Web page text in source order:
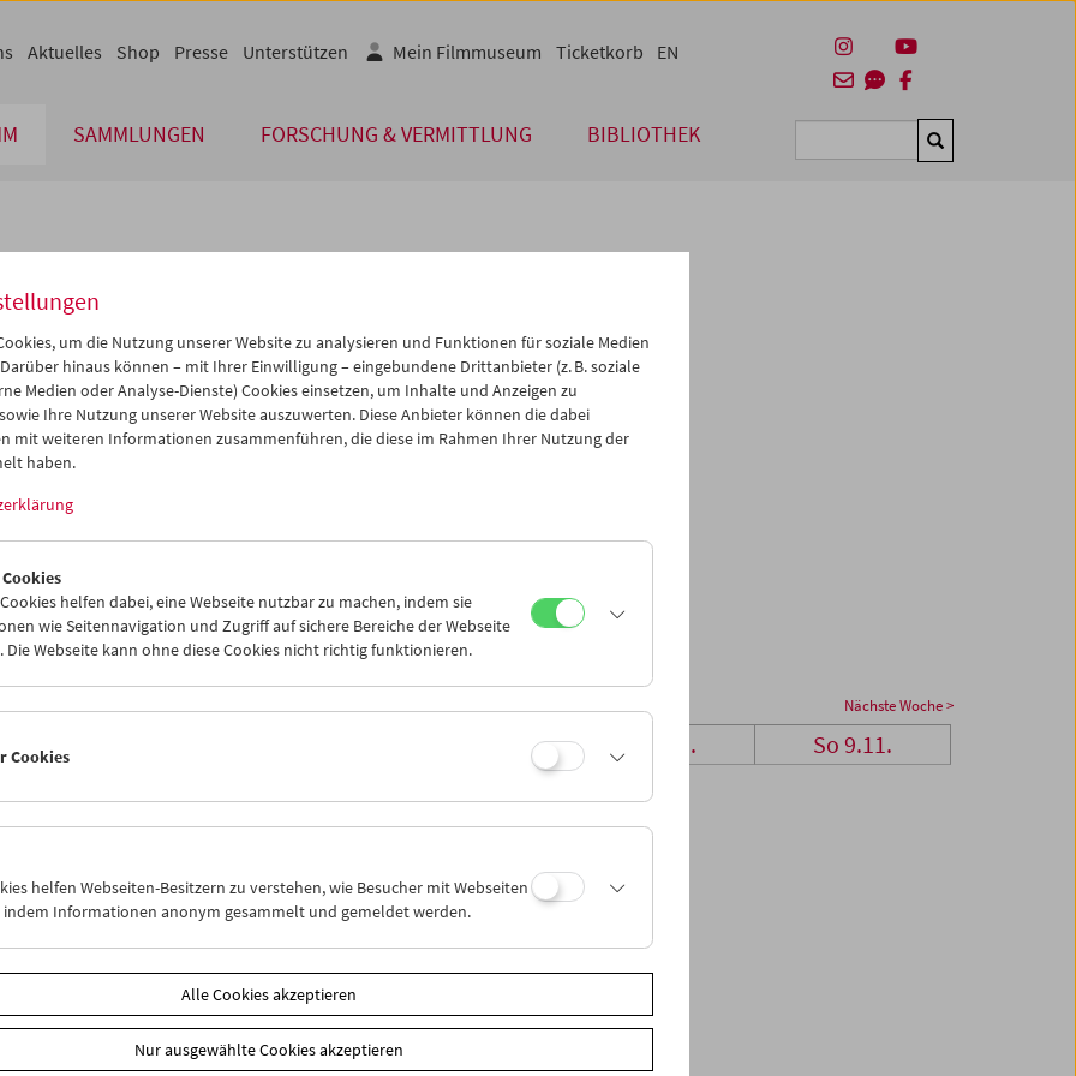
SAMMLUNGEN FORSCHUNG & VERMITTLUNG BIBLIOTHEK Suchen
Aktuelles Shop Presse Unterstützen Mein Filmmuseum Ticketkorb EN
Nov 2014 >>
Mi Do Fr Sa So
29 30 31 01
02
05 06 07 08
09
12 13
19 20
03
iCalender
Programmheft-PDF
English language or subtitles
Nächste Woche >
Mi 5.11. Sa 8.11. So 9.11.
um die Nutzung unserer Website zu analysieren und Funktionen für soziale Medien
hinaus können – mit Ihrer Einwilligung – eingebundene Drittanbieter (z. B. soziale
Medien oder Analyse-Dienste) Cookies einsetzen, um Inhalte und Anzeigen zu
Ihre Nutzung unserer Website auszuwerten. Diese Anbieter können die dabei
mit weiteren Informationen zusammenführen, die diese im Rahmen Ihrer Nutzung der
haben.
helfen dabei, eine Webseite nutzbar zu machen, indem sie
wie Seitennavigation und Zugriff auf sichere Bereiche der Webseite
Die Webseite kann ohne diese Cookies nicht richtig funktionieren.
Cookies
helfen Webseiten-Besitzern zu verstehen, wie Besucher mit Webseiten
indem Informationen anonym gesammelt und gemeldet werden.
Alle Cookies akzeptieren
Nur ausgewählte Cookies akzeptieren